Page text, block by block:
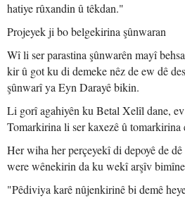
hatiye rûxandin û têkdan."
Projeyek ji bo belgekirina şûnwaran
Wî li ser parastina şûnwarên mayî
kir û got ku di demeke nêz de ew dê
şûnwarî ya Eyn Darayê bikin.
Li gorî agahiyên ku Betal Xelîl dane,
Tomarkirina li ser kaxezê û tomarkirina
Her wiha her perçeyekî di depoyê de
were wênekirin da ku wekî arşîv
"Pêdiviya karê nûjenkirinê bi demê